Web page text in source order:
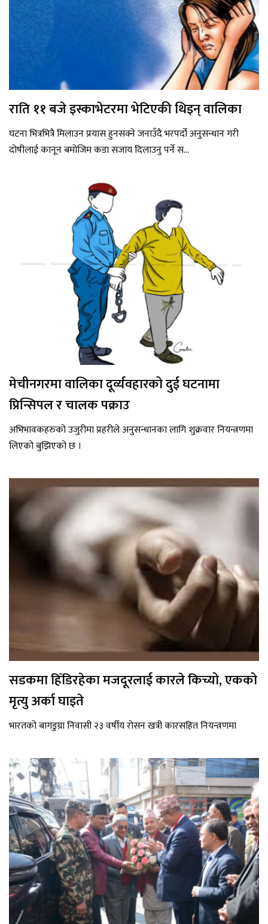
राति ११ बजे इस्काभेटरमा भेटिएकी थिइन् वालिका
घटना भित्रभित्रै मिलाउन प्रयास हुनसक्ने जनाउँदै भरपर्दो अनुसन्धान गरी
दोषीलाई कानून बमोजिम कडा सजाय दिलाउनु पर्ने स...
मेचीनगरमा वालिका दूर्व्यवहारको दुई घटनामा
प्रिन्सिपल र चालक पक्राउ
अभिभावकहरुको उजुरीमा प्रहरीले अनुसन्धानका लागि शुक्रवार नियन्त्रणमा
लिएको बुझिएको छ ।
सडकमा हिँडिरहेका मजदूरलाई कारले किच्यो, एकको
मृत्यु अर्का घाइते
भारतको बागडुग्रा निवासी २३ वर्षीय रोसन खत्री कारसहित नियन्त्रणमा